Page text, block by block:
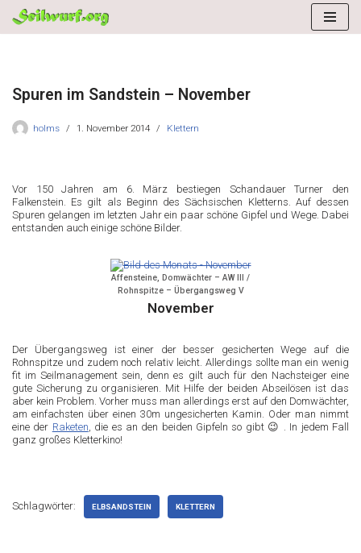
Spuren im Sandstein – November
holms 1. November 2014 Klettern
Vor 150 Jahren am 6. März bestiegen Schandauer Turner den
Falkenstein. Es gilt als Beginn des Sächsischen Kletterns. Auf dessen
Spuren gelangen im letzten Jahr ein paar schöne Gipfel und Wege. Dabei
entstanden auch einige schöne Bilder.
Affensteine, Domwächter – AW III /
Rohnspitze – Übergangsweg V
November
Der Übergangsweg ist einer der besser gesicherten Wege auf die
Rohnspitze und zudem noch relativ leicht. Allerdings sollte man ein wenig
fit im Seilmanagement sein, denn es gilt auch für den Nachsteiger eine
gute Sicherung zu organisieren. Mit Hilfe der beiden Abseilösen ist das
aber kein Problem. Vorher muss man allerdings erst auf den Domwächter,
am einfachsten über einen 30m ungesicherten Kamin. Oder man nimmt
eine der Raketen, die es an den beiden Gipfeln so gibt 😉 . In jedem Fall
ganz großes Kletterkino!
Schlagwörter: ELBSANDSTEIN KLETTERN